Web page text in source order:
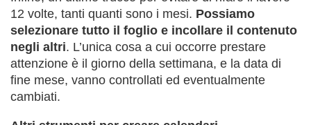
12 volte, tanti quanti sono i mesi. Possiamo
selezionare tutto il foglio e incollare il contenuto
negli altri. L’unica cosa a cui occorre prestare
attenzione è il giorno della settimana, e la data di
fine mese, vanno controllati ed eventualmente
cambiati.